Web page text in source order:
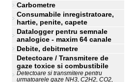
Carbometre
Consumabile inregistratoare,
hartie, penite, capete
Datalogger pentru semnale
analogice - maxim 64 canale
Debite, debitmetre
Detectoare / Transmitere de
gaze toxice si combustibile
Detectoare si transmitere pentru
urmatoarele gaze NH3, C2H2, CO2,